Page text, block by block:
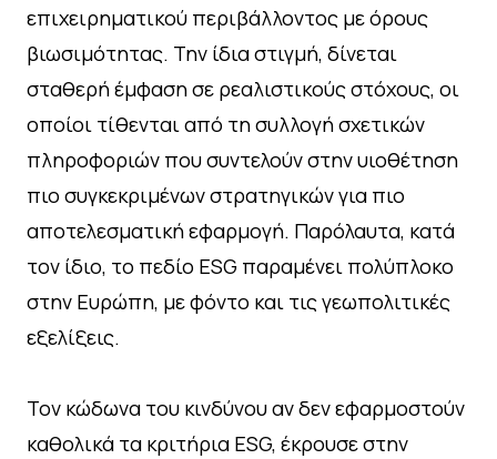
επιχειρηματικού περιβάλλοντος με όρους
βιωσιμότητας. Την ίδια στιγμή, δίνεται
σταθερή έμφαση σε ρεαλιστικούς στόχους, οι
οποίοι τίθενται από τη συλλογή σχετικών
πληροφοριών που συντελούν στην υιοθέτηση
πιο συγκεκριμένων στρατηγικών για πιο
αποτελεσματική εφαρμογή. Παρόλαυτα, κατά
τον ίδιο, τo πεδίο ESG παραμένει πολύπλοκο
στην Ευρώπη, με φόντο και τις γεωπολιτικές
εξελίξεις.
Τον κώδωνα του κινδύνου αν δεν εφαρμοστούν
καθολικά τα κριτήρια ESG, έκρουσε στην